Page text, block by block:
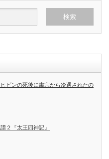
ヒビンの死後に粛宗から冷遇されたの
２『太王四神記』